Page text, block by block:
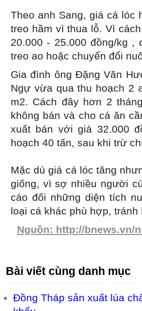
Theo anh Sang, giá cá lóc
treo hầm vì thua lỗ. Vì
20.000 - 25.000 đồng/kg
treo ao hoặc chuyển đổi
Gia đình ông Đặng Văn
Ngự vừa qua thu hoạch 2
m2. Cách đây hơn 2
không bán và cho cá ăn
xuất bán với giá 32.000
hoạch 40 tấn, sau khi trừ
Mặc dù giá cá lóc tăng
giống, vì sợ nhiều người
cáo đối những diện tích
loại cá khác phù hợp,
Nguồn: http://bnews.vn/
Bài viết cùng danh mục
Đồng Tháp sản xuất lúa